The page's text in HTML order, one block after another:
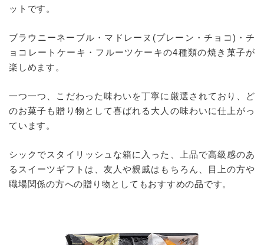
ットです。
ブラウニーネーブル・マドレーヌ(プレーン・チョコ)・チ
ョコレートケーキ・フルーツケーキの4種類の焼き菓子が
楽しめます。
一つ一つ、こだわった味わいを丁寧に厳選されており、ど
のお菓子も贈り物として喜ばれる大人の味わいに仕上がっ
ています。
シックでスタイリッシュな箱に入った、上品で高級感のあ
るスイーツギフトは、友人や親戚はもちろん、目上の方や
職場関係の方への贈り物としてもおすすめの品です。